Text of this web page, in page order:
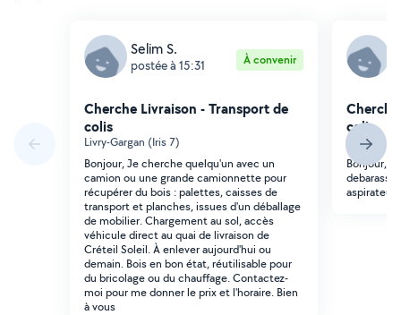
Selim S.
postée à 15:31 À convenir
Cherche Livraison - Transport de
colis
Livry-Gargan (Iris 7)
Bonjour, Je cherche quelqu'un avec un
camion ou une grande camionnette pour
récupérer du bois : palettes, caisses de
transport et planches, issues d'un déballage
de mobilier. Chargement au sol, accès
véhicule direct au quai de livraison de
Créteil Soleil. À enlever aujourd'hui ou
demain. Bois en bon état, réutilisable pour
du bricolage ou du chauffage. Contactez-
moi pour me donner le prix et l'horaire. Bien
à vous
colis
Chelles
Bonjour,
aspirateur